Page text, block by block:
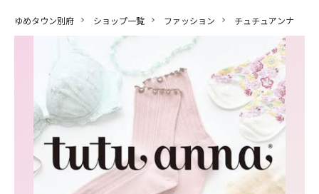
ゆめタウン別府 ショップ一覧 ファッション チュチュアンナ